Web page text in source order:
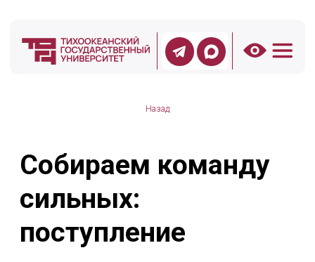
Назад
Собираем команду
поступление